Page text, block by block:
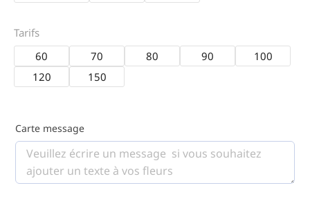
Tarifs
60
70 80 90
100
120
150
Carte message